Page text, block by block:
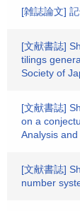
[雑誌論文]
[文献書誌]
tilings
Society of
[文献書誌]
on a
Analysis
[文献書誌]
number